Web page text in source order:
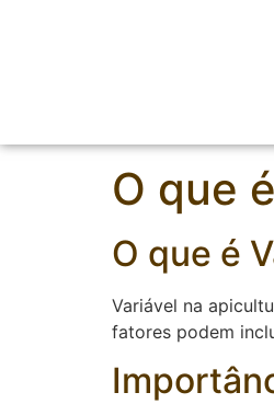
O que
O que é
Variável na
fatores podem